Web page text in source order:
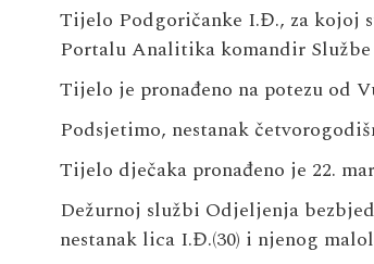
Tijelo Podgoričanke I.Đ., za kojoj
Portalu Analitika komandir
Tijelo je pronađeno na potezu od
Podsjetimo, nestanak
Tijelo dječaka pronađeno je 22.
Dežurnoj službi Odjeljenja
nestanak lica I.Đ.(30) i njenog